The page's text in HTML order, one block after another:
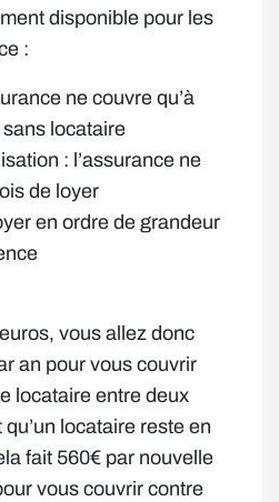
disponible pour les
:
ne couvre qu’à
locataire
: l’assurance ne
de loyer
en ordre de grandeur
vous allez donc
an pour vous couvrir
locataire entre deux
locataire reste en
fait 560€ par nouvelle
vous couvrir contre